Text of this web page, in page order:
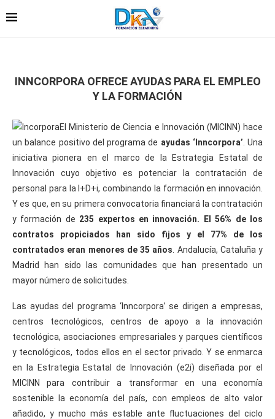
INNCORPORA OFRECE AYUDAS PARA EL EMPLEO
Y LA FORMACIÓN
El Ministerio de Ciencia e Innovación (MICINN) hace
un balance positivo del programa de ayudas ‘Inncorpora’ . Una
iniciativa pionera en el marco de la Estrategia Estatal de
Innovación cuyo objetivo es potenciar la contratación de
personal para la I+D+i, combinando la formación en innovación.
Y es que, en su primera convocatoria financiará la contratación
y formación de 235 expertos en innovación. El 56% de los
contratos propiciados han sido fijos y el 77% de los
contratados eran menores de 35 años . Andalucía, Cataluña y
Madrid han sido las comunidades que han presentado un
mayor número de solicitudes.
Las ayudas del programa ‘Inncorpora’ se dirigen a empresas,
centros tecnológicos, centros de apoyo a la innovación
tecnológica, asociaciones empresariales y parques científicos
y tecnológicos, todos ellos en el sector privado. Y se enmarca
en la Estrategia Estatal de Innovación (e2i) diseñada por el
MICINN para contribuir a transformar en una economía
sostenible la economía del país, con empleos de alto valor
añadido, y mucho más estable ante fluctuaciones del ciclo